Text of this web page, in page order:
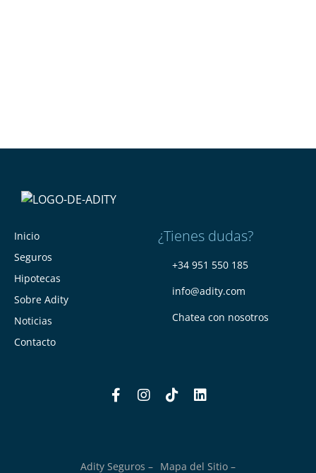
Inicio
Seguros
Hipotecas
Sobre Adity
Noticias
Contacto
¿Tienes dudas?
+34 951 550 185
info@adity.com
Chatea con nosotros
Adity Seguros – Mapa del Sitio –